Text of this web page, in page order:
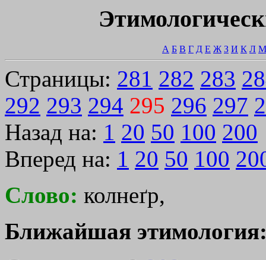
А Б В Г Д Е Ж З И К Л М
Страницы: 281 282 283
292 293 294 295 296 297
Назад на: 1 20 50 100 200
Вперед на: 1 20 50 100
Слово: колнеґр,
Ближайшая